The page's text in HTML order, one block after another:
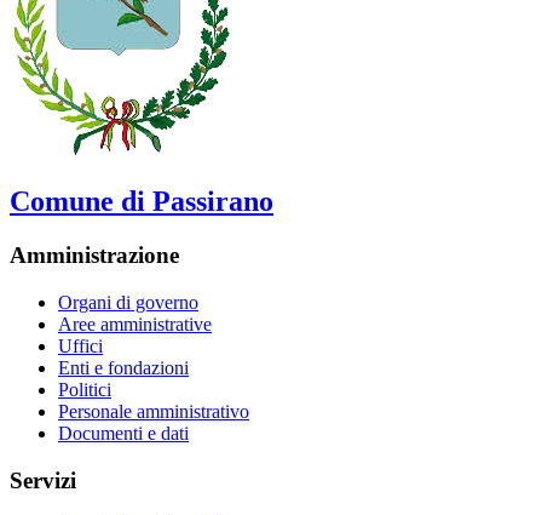
Comune di Passirano
Amministrazione
Organi di governo
Aree amministrative
Uffici
Enti e fondazioni
Politici
Personale amministrativo
Documenti e dati
Servizi